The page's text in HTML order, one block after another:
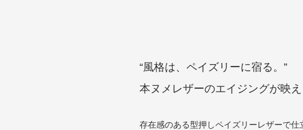
“風格は、ペイズリーに宿る。”
本ヌメレザーのエイジングが映
存在感のある型押しペイズリーレザーで仕